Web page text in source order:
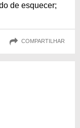
de esquecer;
COMPARTILHAR